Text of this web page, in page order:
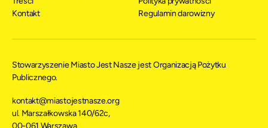
Stowarzyszenie Miasto Jest Nasze jest Organizacją Pożytku
Publicznego.
kontakt@miastojestnasze.org
ul. Marszałkowska 140/62c,
Kontakt
Regulamin darowizny